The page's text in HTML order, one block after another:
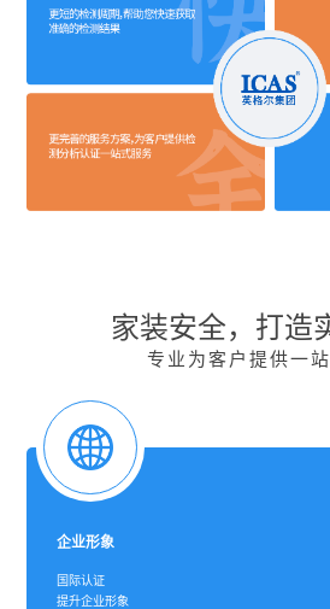
家装安全，打造
专业为客户提供一
企业形象
国际认证
提升企业形象